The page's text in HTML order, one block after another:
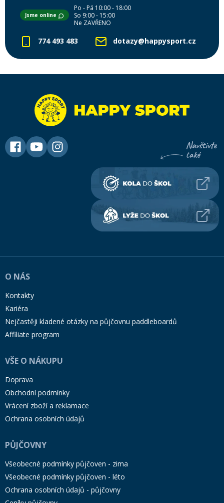
Jsme online
Po - Pá 10:00 - 18:00
So 9:00 - 15:00
Ne ZAVŘENO
774 493 483 dotazy@happysport.cz
O NÁS
Kontakty
Kariéra
Nejčastěji kladené otázky na půjčovnu paddleboardů
Affiliate program
VŠE O NÁKUPU
Doprava
Obchodní podmínky
Vrácení zboží a reklamace
Ochrana osobních údajů
PŮJČOVNY
Všeobecné podmínky půjčoven - zima
Všeobecné podmínky půjčoven - léto
Ochrana osobních údajů - půjčovny